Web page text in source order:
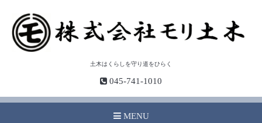
土木はくらしを守り道をひらく
045-741-1010
MENU